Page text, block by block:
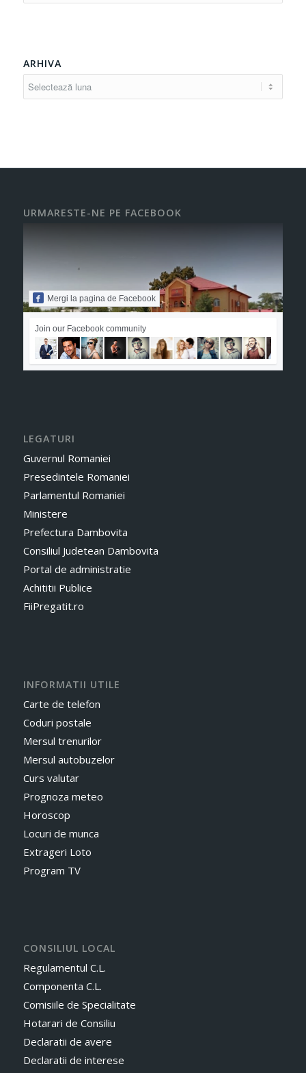
ARHIVA
URMARESTE-NE PE FACEBOOK
Mergi la pagina de Facebook
Join our Facebook community
LEGATURI
Guvernul Romaniei
Presedintele Romaniei
Parlamentul Romaniei
Ministere
Prefectura Dambovita
Consiliul Judetean Dambovita
Portal de administratie
Achititii Publice
FiiPregatit.ro
INFORMATII UTILE
Carte de telefon
Coduri postale
Mersul trenurilor
Mersul autobuzelor
Curs valutar
Prognoza meteo
Horoscop
Locuri de munca
Extrageri Loto
Program TV
CONSILIUL LOCAL
Regulamentul C.L.
Componenta C.L.
Comisiile de Specialitate
Hotarari de Consiliu
Declaratii de avere
Declaratii de interese